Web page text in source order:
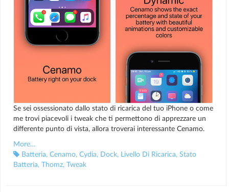
Se sei ossessionato dallo stato di ricarica del tuo iPhone o come
me trovi piacevoli i tweak che ti permettono di apprezzare un
differente punto di vista, allora troverai interessante Cenamo.
More…
Batteria, Cenamo, Cydia, Dock, Livello Di Ricarica, Stato
Batteria, Thomz, Tweak